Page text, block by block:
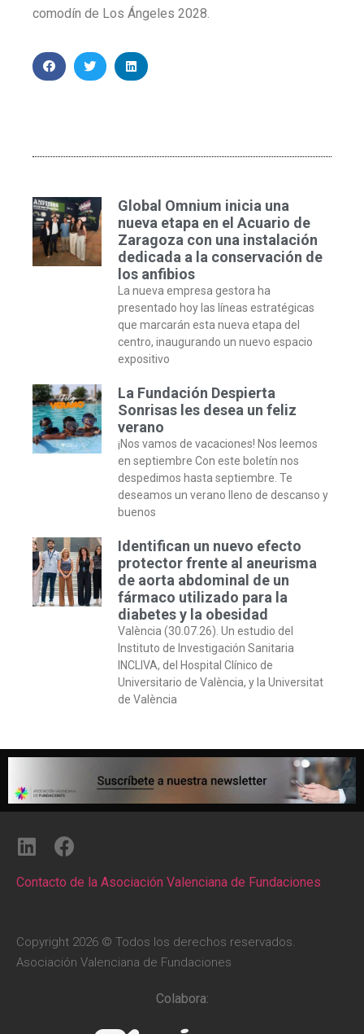
comodín de Los Ángeles 2028.
Global Omnium inicia una
nueva etapa en el Acuario de
Zaragoza con una instalación
dedicada a la conservación de
los anfibios
La nueva empresa gestora ha
presentado hoy las líneas estratégicas
que marcarán esta nueva etapa del
centro, inaugurando un nuevo espacio
expositivo
La Fundación Despierta
Sonrisas les desea un feliz
verano
¡Nos vamos de vacaciones! Nos leemos
en septiembre Con este boletín nos
despedimos hasta septiembre. Te
deseamos un verano lleno de descanso y
buenos
Identifican un nuevo efecto
protector frente al aneurisma
de aorta abdominal de un
fármaco utilizado para la
diabetes y la obesidad
València (30.07.26). Un estudio del
Instituto de Investigación Sanitaria
INCLIVA, del Hospital Clínico de
Universitario de València, y la Universitat
de València
Contacto de la Asociación Valenciana de Fundaciones
Copyright 2026 © Todos los derechos reservados.
Asociación Valenciana de Fundaciones
Colabora: